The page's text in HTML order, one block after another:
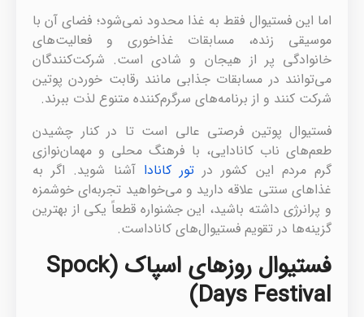
اما این فستیوال فقط به غذا محدود نمی‌شود؛ فضای آن با
موسیقی زنده، مسابقات غذاخوری و فعالیت‌های
خانوادگی پر از هیجان و شادی است. شرکت‌کنندگان
می‌توانند در مسابقات جذابی مانند رقابت خوردن پوتین
شرکت کنند و از برنامه‌های سرگرم‌کننده متنوع لذت ببرند.
فستیوال پوتین فرصتی عالی است تا در کنار چشیدن
طعم‌های ناب کانادایی، با فرهنگ محلی و مهمان‌نوازی
گرم مردم این کشور در تور کانادا آشنا شوید. اگر به
غذاهای سنتی علاقه دارید و می‌خواهید تجربه‌ای خوشمزه
و پرانرژی داشته باشید، این جشنواره قطعاً یکی از بهترین
گزینه‌ها در تقویم فستیوال‌های کاناداست.
فستیوال روزهای اسپاک (Spock
Days Festival)